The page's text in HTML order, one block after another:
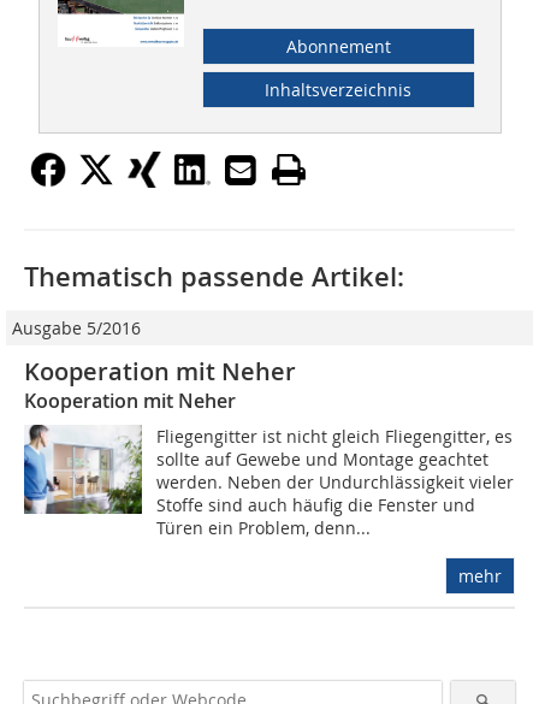
Abonnement
Inhaltsverzeichnis
Thematisch passende Artikel:
Ausgabe 5/2016
Kooperation mit Neher
Kooperation mit Neher
Fliegengitter ist nicht gleich Fliegengitter, es
sollte auf Gewebe und Montage geachtet
werden. Neben der Undurchlässigkeit vieler
Stoffe sind auch häufig die Fenster und
Türen ein Problem, denn...
mehr